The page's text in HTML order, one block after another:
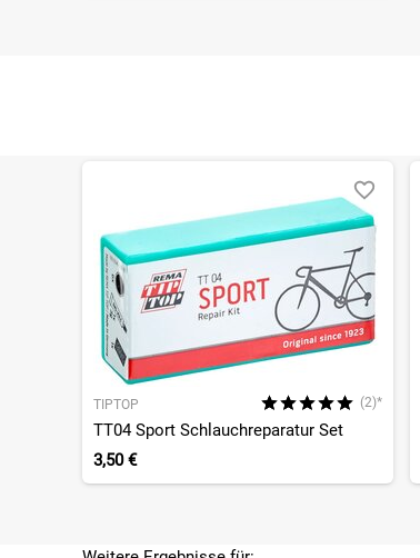
TIPTOP (2)*
TT04 Sport Schlauchreparatur Set
3,50 €